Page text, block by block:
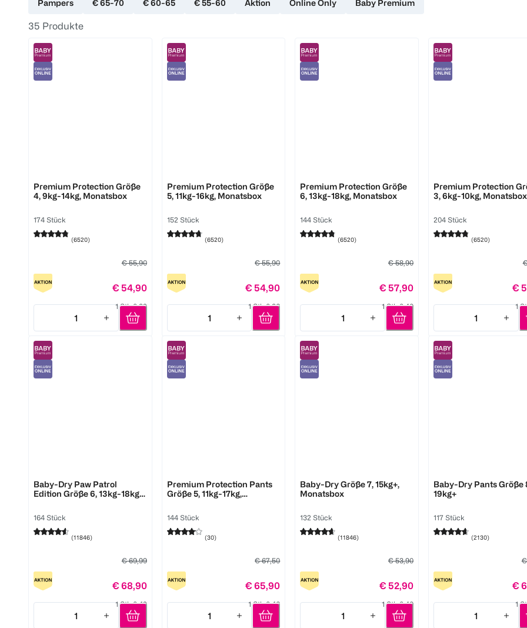
Pampers € 65-70 € 60-65 € 55-60 Aktion Online Only Baby Premium
35 Produkte
Premium Protection Größe
4, 9kg-14kg, Monatsbox
174 Stück
(6520)
€ 55,90
€ 54,90
1 Stk 0,32
1
Quantity: 1
Premium Protection Größe
5, 11kg-16kg, Monatsbox
152 Stück
(6520)
€ 55,90
€ 54,90
1 Stk 0,36
1
Quantity: 1
Premium Protection Größe
6, 13kg-18kg, Monatsbox
144 Stück
(6520)
€ 58,90
€ 57,90
1 Stk 0,40
1
Quantity: 1
Premium Protection
3, 6kg-10kg, Monatsbox
204 Stück
(6520)
€
1
1
Quantity: 1
Baby-Dry Paw Patrol
Edition Größe 6, 13kg-18kg,
164 Stück
(11846)
€ 69,99
€ 68,90
1 Stk 0,42
1
Quantity: 1
Premium Protection Pants
Größe 5, 11kg-17kg,
144 Stück
(30)
€ 67,50
€ 65,90
1 Stk 0,46
1
Quantity: 1
Baby-Dry Größe 7, 15kg+,
Monatsbox
132 Stück
(11846)
€ 53,90
€ 52,90
1 Stk 0,40
1
Quantity: 1
Baby-Dry Pants Größe
19kg+
117 Stück
(2130)
€
€
1
1
Quantity: 1